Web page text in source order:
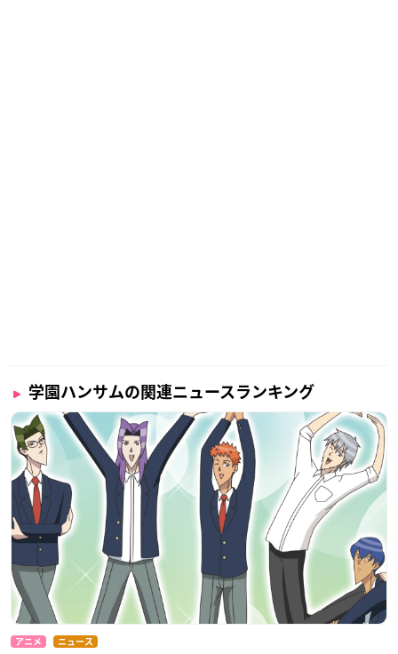
学園ハンサムの関連ニュースランキング
アニメ ニュース